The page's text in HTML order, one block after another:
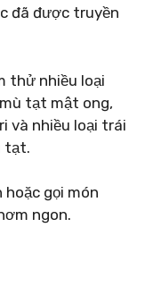
đã được truyền
thử nhiều loại
tạt mật ong,
và nhiều loại trái
tạt.
gọi món
ngon.